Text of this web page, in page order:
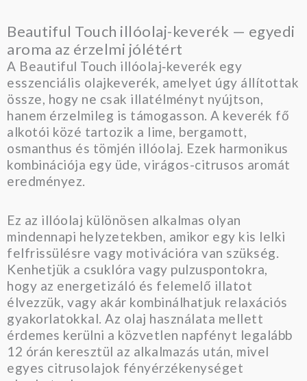
Beautiful Touch illóolaj-keverék — egyedi
aroma az érzelmi jólétért
A Beautiful Touch illóolaj‑keverék egy
esszenciális olajkeverék, amelyet úgy állítottak
össze, hogy ne csak illatélményt nyújtson,
hanem érzelmileg is támogasson. A keverék fő
alkotói közé tartozik a lime, bergamott,
osmanthus és tömjén illóolaj. Ezek harmonikus
kombinációja egy üde, virágos-citrusos aromát
eredményez.
Ez az illóolaj különösen alkalmas olyan
mindennapi helyzetekben, amikor egy kis lelki
felfrissülésre vagy motivációra van szükség.
Kenhetjük a csuklóra vagy pulzuspontokra,
hogy az energetizáló és felemelő illatot
élvezzük, vagy akár kombinálhatjuk relaxációs
gyakorlatokkal. Az olaj használata mellett
érdemes kerülni a közvetlen napfényt legalább
12 órán keresztül az alkalmazás után, mivel
egyes citrusolajok fényérzékenységet